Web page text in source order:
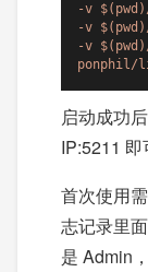
-v
-v
-v
ponphil/
启动成功
IP:5211 即
首次使用
志记录里
是 Admin